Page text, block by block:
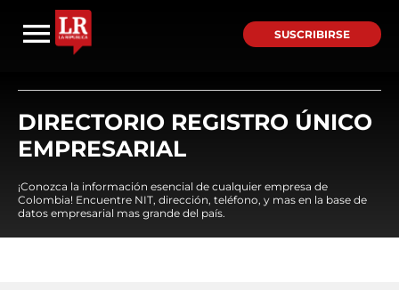
SUSCRIBIRSE
DIRECTORIO REGISTRO ÚNICO
EMPRESARIAL
¡Conozca la información esencial de cualquier empresa de
Colombia! Encuentre NIT, dirección, teléfono, y mas en la base de
datos empresarial mas grande del país.